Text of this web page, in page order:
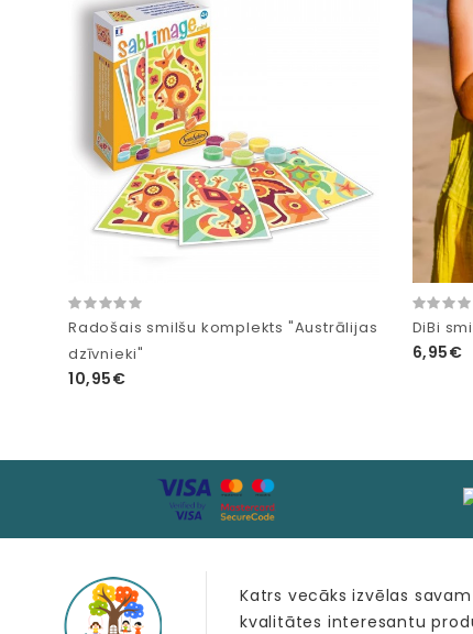
Radošais smilšu komplekts "Austrālijas
dzīvnieki"
10,95€
DiBi
6,95€
Katrs vecāks izvēlas
kvalitātes interesantu